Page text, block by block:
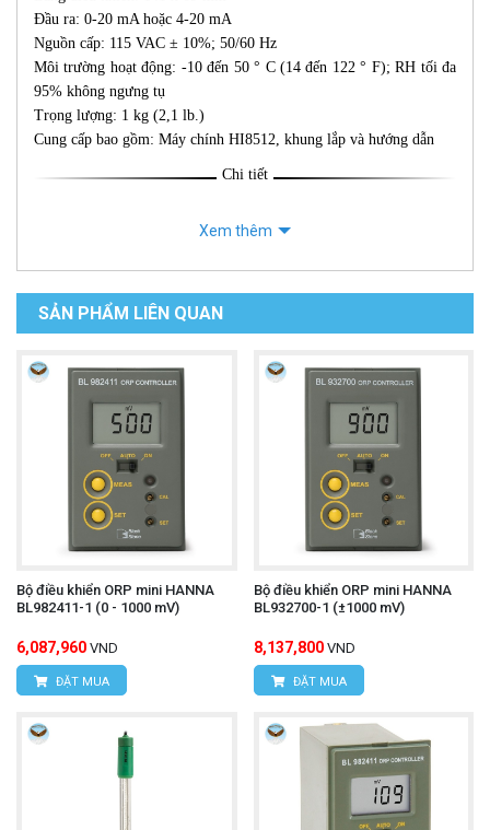
Đầu ra: 0-20 mA hoặc 4-20 mA
Nguồn cấp: 115 VAC ± 10%; 50/60 Hz
Môi trường hoạt động: -10 đến 50 ° C (14 đến 122 ° F); RH tối đa
95% không ngưng tụ
Trọng lượng: 1 kg (2,1 lb.)
Cung cấp bao gồm: Máy chính HI8512, khung lắp và hướng dẫn
Chi tiết
Xem thêm
SẢN PHẨM LIÊN QUAN
Bộ điều khiển ORP mini HANNA
BL982411-1 (0 - 1000 mV)
6,087,960 VND
ĐẶT MUA
Bộ điều khiển ORP mini HANNA
BL932700-1 (±1000 mV)
8,137,800 VND
ĐẶT MUA